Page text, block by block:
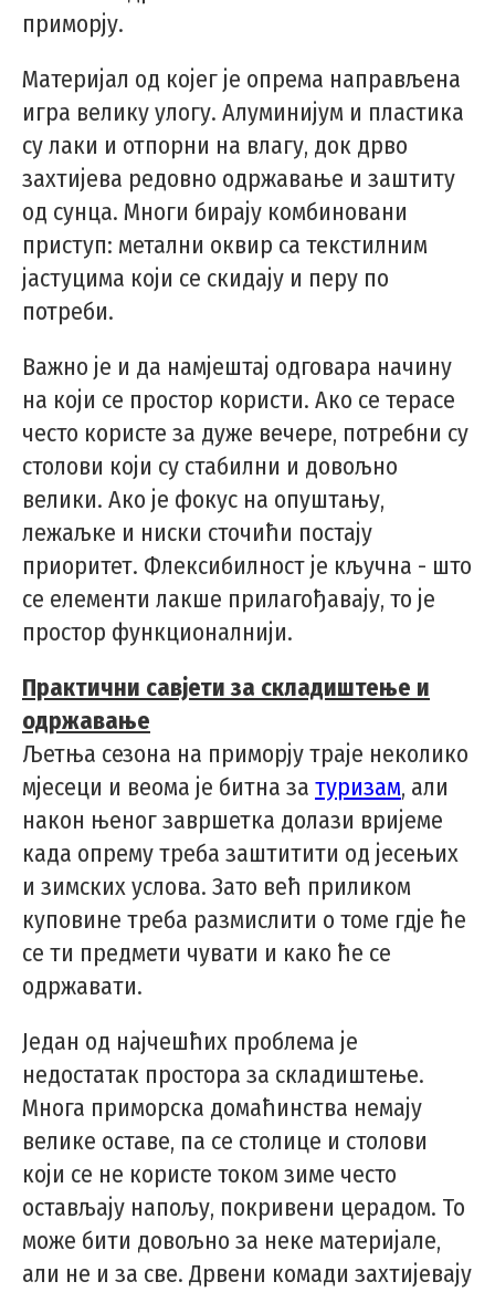
приморју.
Материјал од којег је опрема направљена
игра велику улогу. Алуминијум и пластика
су лаки и отпорни на влагу, док дрво
захтијева редовно одржавање и заштиту
од сунца. Многи бирају комбиновани
приступ: метални оквир са текстилним
јастуцима који се скидају и перу по
потреби.
Важно је и да намјештај одговара начину
на који се простор користи. Ако се терасе
често користе за дуже вечере, потребни су
столови који су стабилни и довољно
велики. Ако је фокус на опуштању,
лежаљке и ниски сточићи постају
приоритет. Флексибилност је кључна - што
се елементи лакше прилагођавају, то је
простор функционалнији.
Практични савјети за складиштење и
одржавање
Љетња сезона на приморју траје неколико
мјесеци и веома је битна за туризам, али
након њеног завршетка долази вријеме
када опрему треба заштитити од јесењих
и зимских услова. Зато већ приликом
куповине треба размислити о томе гдје ће
се ти предмети чувати и како ће се
одржавати.
Један од најчешћих проблема је
недостатак простора за складиштење.
Многа приморска домаћинства немају
велике оставе, па се столице и столови
који се не користе током зиме често
остављају напољу, покривени церадом. То
може бити довољно за неке материјале,
али не и за све. Дрвени комади захтијевају